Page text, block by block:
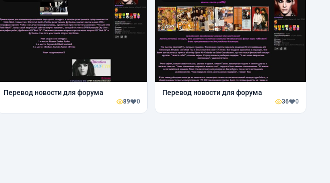
Перевод новости для форума
89 0
Перевод новости для форума
36 0